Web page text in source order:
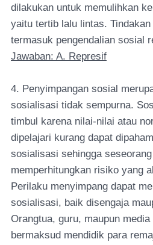
dilakukan untuk memulihkan
yaitu tertib lalu lintas.
termasuk pengendalian sosial
Jawaban: A. Represif
4. Penyimpangan sosial
sosialisasi tidak sempurna.
timbul karena nilai-nilai atau
dipelajari kurang dapat
sosialisasi sehingga
memperhitungkan risiko yang
Perilaku menyimpang dapat
sosialisasi, baik disengaja
Orangtua, guru, maupun
bermaksud mendidik para